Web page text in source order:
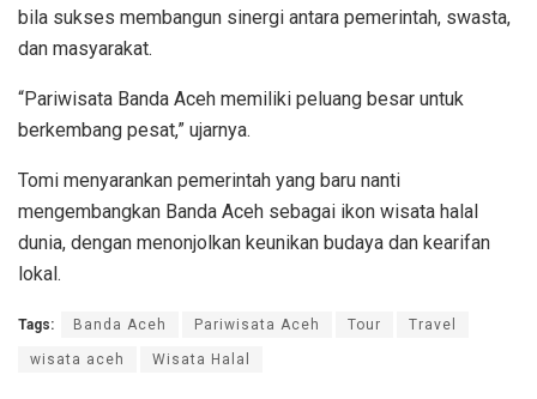
bila sukses membangun sinergi antara pemerintah, swasta,
dan masyarakat.
“Pariwisata Banda Aceh memiliki peluang besar untuk
berkembang pesat,” ujarnya.
Tomi menyarankan pemerintah yang baru nanti
mengembangkan Banda Aceh sebagai ikon wisata halal
dunia, dengan menonjolkan keunikan budaya dan kearifan
lokal.
Tags: Banda Aceh Pariwisata Aceh Tour Travel
wisata aceh Wisata Halal